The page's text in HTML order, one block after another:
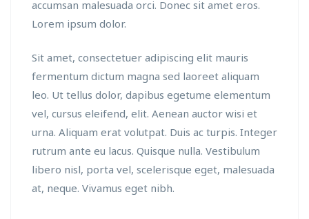
accumsan malesuada orci. Donec sit amet eros.
Lorem ipsum dolor.
Sit amet, consectetuer adipiscing elit mauris
fermentum dictum magna sed laoreet aliquam
leo. Ut tellus dolor, dapibus egetume elementum
vel, cursus eleifend, elit. Aenean auctor wisi et
urna. Aliquam erat volutpat. Duis ac turpis. Integer
rutrum ante eu lacus. Quisque nulla. Vestibulum
libero nisl, porta vel, scelerisque eget, malesuada
at, neque. Vivamus eget nibh.